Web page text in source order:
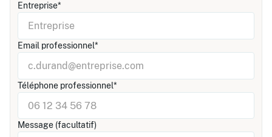
Entreprise*
Email professionnel*
Téléphone professionnel*
Message (facultatif)